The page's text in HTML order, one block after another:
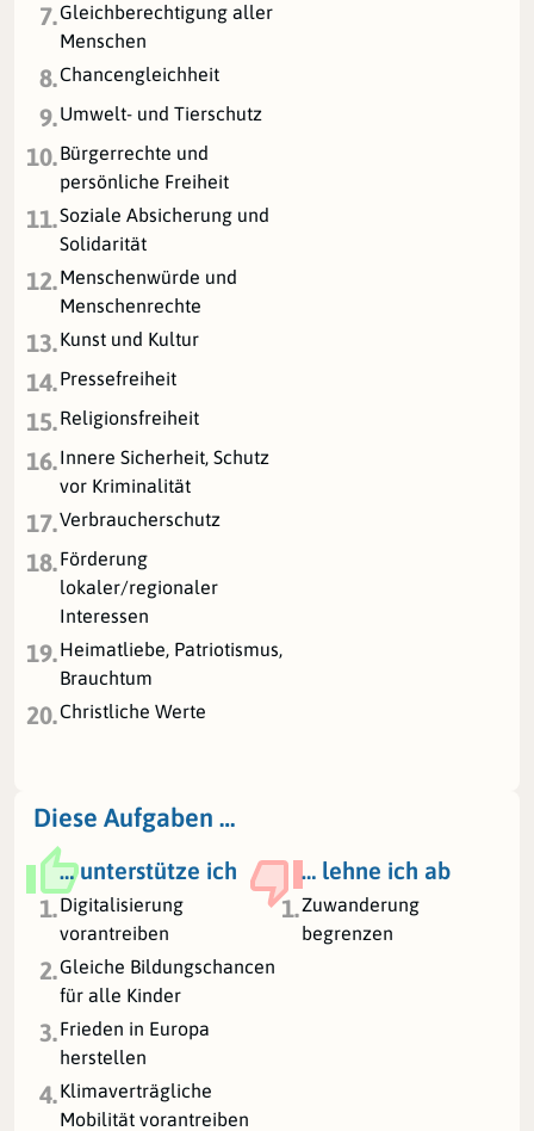
7.Gleichberechtigung aller
Menschen
8.Chancengleichheit
9.Umwelt- und Tierschutz
10.Bürgerrechte und
persönliche Freiheit
11.Soziale Absicherung und
Solidarität
12.Menschenwürde und
Menschenrechte
13.Kunst und Kultur
14.Pressefreiheit
15.Religionsfreiheit
16.Innere Sicherheit, Schutz
vor Kriminalität
17.Verbraucherschutz
18.Förderung
lokaler/regionaler
Interessen
19.Heimatliebe, Patriotismus,
Brauchtum
20.Christliche Werte
Diese Aufgaben …
… unterstütze ich
… lehne ich ab
1.Digitalisierung
vorantreiben
1.Zuwanderung
begrenzen
2.Gleiche Bildungschancen
für alle Kinder
3.Frieden in Europa
herstellen
4.Klimaverträgliche
Mobilität vorantreiben